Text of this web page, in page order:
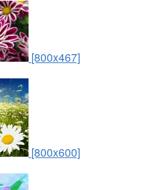
[800x467]
[800x600]